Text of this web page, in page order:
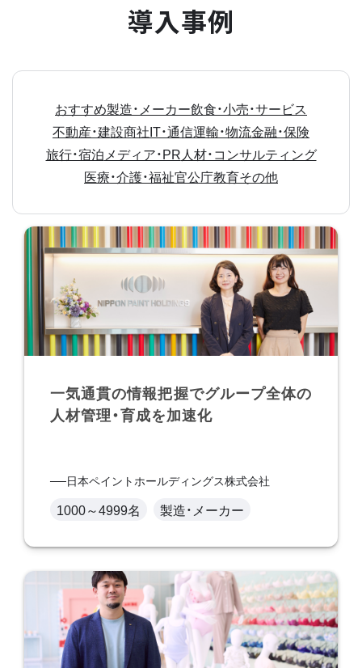
導入事例
おすすめ製造・メーカー飲食・小売・サービス
不動産・建設商社IT・通信運輸・物流金融・保険
旅行・宿泊 メディア・PR人材・コンサルティング
医療・介護・福祉官公庁教育その他
一気通貫の情報把握でグループ全体の
人材管理・育成を加速化
日本ペイントホールディングス株式会社
1000～4999名 製造・メーカー